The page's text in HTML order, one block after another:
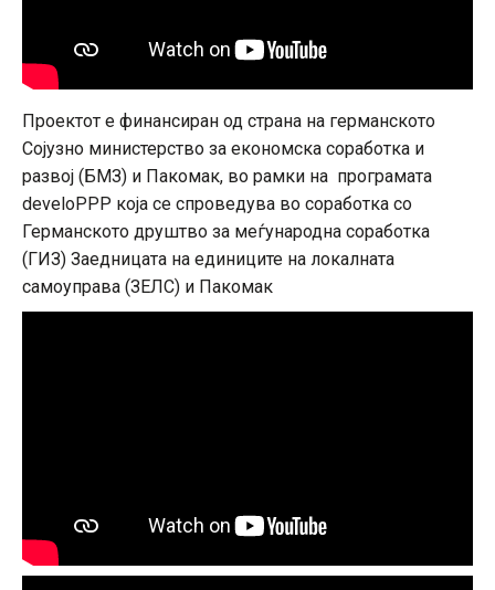
Проектот е финансиран од страна на германското
Сојузно министерство за економска соработка и
развој (БМЗ) и Пакомак, во рамки на програмата
develoPPP која се спроведува во соработка со
Германското друштво за меѓународна соработка
(ГИЗ) Заедницата на единиците на локалната
самоуправа (ЗЕЛС) и Пакомак